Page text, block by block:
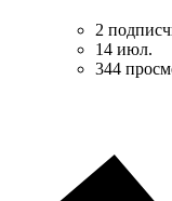
2
14 июл.
344